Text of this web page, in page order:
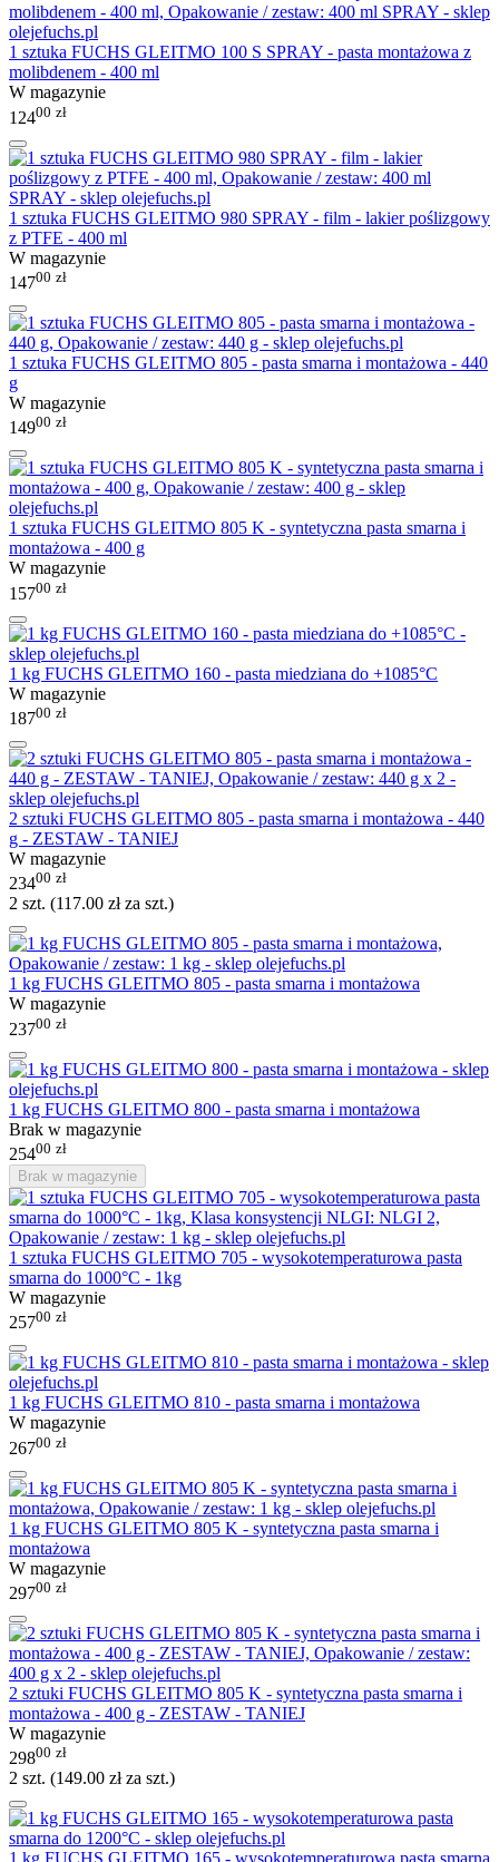
1 sztuka FUCHS GLEITMO 100 S SPRAY - pasta montażowa z
molibdenem - 400 ml
W magazynie
12400 zł
1 sztuka FUCHS GLEITMO 980 SPRAY - film - lakier poślizgowy
z PTFE - 400 ml
W magazynie
14700 zł
1 sztuka FUCHS GLEITMO 805 - pasta smarna i montażowa - 440
g
W magazynie
14900 zł
1 sztuka FUCHS GLEITMO 805 K - syntetyczna pasta smarna i
montażowa - 400 g
W magazynie
15700 zł
1 kg FUCHS GLEITMO 160 - pasta miedziana do +1085°C
W magazynie
18700 zł
2 sztuki FUCHS GLEITMO 805 - pasta smarna i montażowa - 440
g - ZESTAW - TANIEJ
W magazynie
23400 zł
2 szt. (117.00 złza szt.)
1 kg FUCHS GLEITMO 805 - pasta smarna i montażowa
W magazynie
23700 zł
1 kg FUCHS GLEITMO 800 - pasta smarna i montażowa
Brak w magazynie
25400 zł
Brak w magazynie
1 sztuka FUCHS GLEITMO 705 - wysokotemperaturowa pasta
smarna do 1000°C - 1kg
W magazynie
25700 zł
1 kg FUCHS GLEITMO 810 - pasta smarna i montażowa
W magazynie
26700 zł
1 kg FUCHS GLEITMO 805 K - syntetyczna pasta smarna i
montażowa
W magazynie
29700 zł
2 sztuki FUCHS GLEITMO 805 K - syntetyczna pasta smarna i
montażowa - 400 g - ZESTAW - TANIEJ
W magazynie
29800 zł
2 szt. (149.00 złza szt.)